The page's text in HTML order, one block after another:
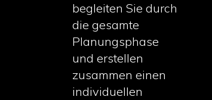
begleiten Sie durch
die gesamte
Planungsphase
und erstellen
zusammen einen
individuellen